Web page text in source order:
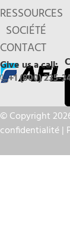
RESSOURCES
SOCIÉTÉ
CONTACT
Give us a call:
+1 (800) 235-
© Copyright
confidentialité|